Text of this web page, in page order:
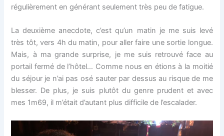
régulièrement en générant seulement très peu de fatigue.
La deuxième anecdote, c’est qu’un matin je me suis levé
très tôt, vers 4h du matin, pour aller faire une sortie longue.
Mais, à ma grande surprise, je me suis retrouvé face au
portail fermé de l’hôtel… Comme nous en étions à la moitié
du séjour je n’ai pas osé sauter par dessus au risque de me
blesser. De plus, je suis plutôt du genre prudent et avec
mes 1m69, il m’était d’autant plus difficile de l’escalader.